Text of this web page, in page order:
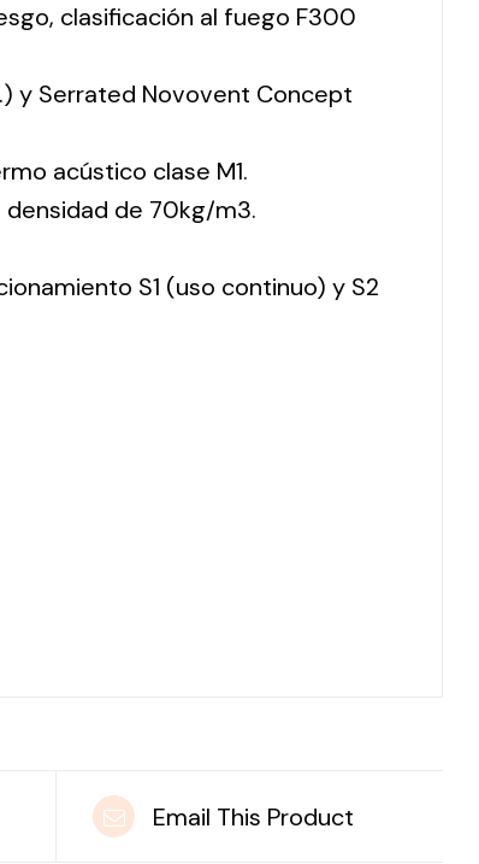
clasificación al fuego F300
y Serrated Novovent Concept
acústico clase M1.
de 70kg/m3.
S1 (uso continuo) y S2
Email This Product